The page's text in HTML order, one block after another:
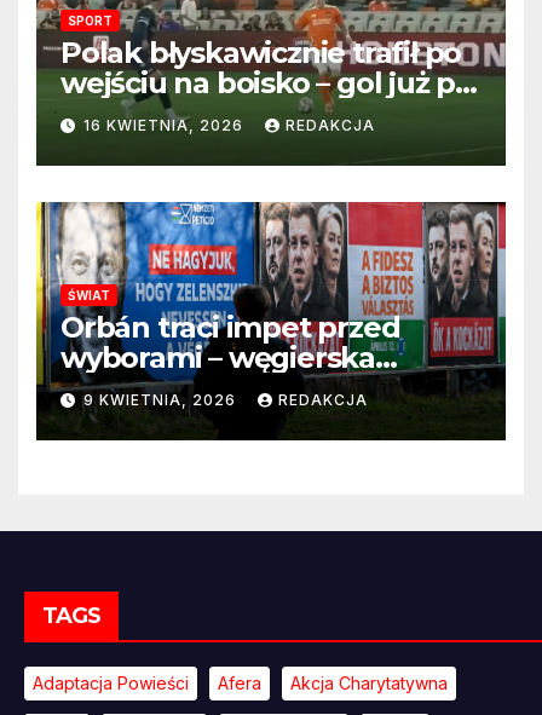
SPORT
Polak błyskawicznie trafił po
wejściu na boisko – gol już po
22 sekundach!
16 KWIETNIA, 2026 REDAKCJA
ŚWIAT
Orbán traci impet przed
wyborami – węgierska
propaganda przestaje
przekonywać
9 KWIETNIA, 2026 REDAKCJA
TAGS
Adaptacja Powieści Afera Akcja Charytatywna